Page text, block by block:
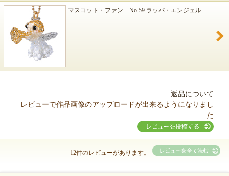
マスコット・ファン No.59 ラッパ・エンジェル
返品について
レビューで作品画像のアップロードが出来るようになりまし
た
12件のレビューがあります。